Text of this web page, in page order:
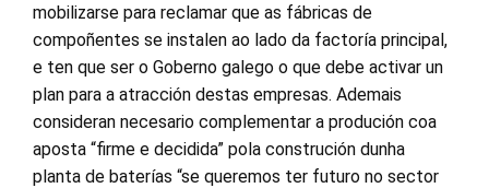
mobilizarse para reclamar que as fábricas de
compoñentes se instalen ao lado da factoría principal,
e ten que ser o Goberno galego o que debe activar un
plan para a atracción destas empresas. Ademais
consideran necesario complementar a produción coa
aposta “firme e decidida” pola construción dunha
planta de baterías “se queremos ter futuro no sector